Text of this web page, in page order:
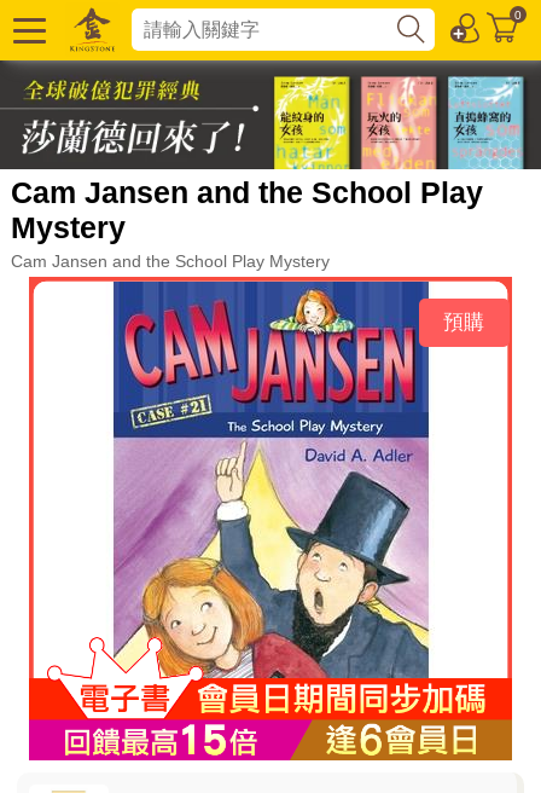
0
Cam Jansen and the School Play
Mystery
Cam Jansen and the School Play Mystery
預購